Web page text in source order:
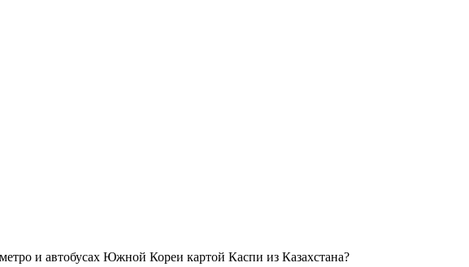
и автобусах Южной Кореи картой Каспи из Казахстана?